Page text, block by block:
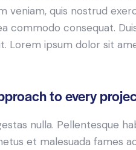
veniam, quis nostrud
commodo consequat.
Lorem ipsum dolor sit
to every
nulla. Pellentesque
et malesuada fames